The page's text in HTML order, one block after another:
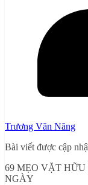
Trương Văn Năng
Bài viết được cập
69 MẸO VẶT
NGÀY